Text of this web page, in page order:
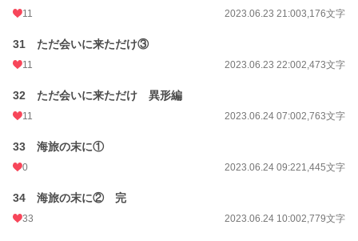
11 2023.06.23 21:003,176文字
31 ただ会いに来ただけ③
11 2023.06.23 22:002,473文字
32 ただ会いに来ただけ 異形編
11 2023.06.24 07:002,763文字
33 海旅の末に①
0 2023.06.24 09:221,445文字
34 海旅の末に② 完
33 2023.06.24 10:002,779文字